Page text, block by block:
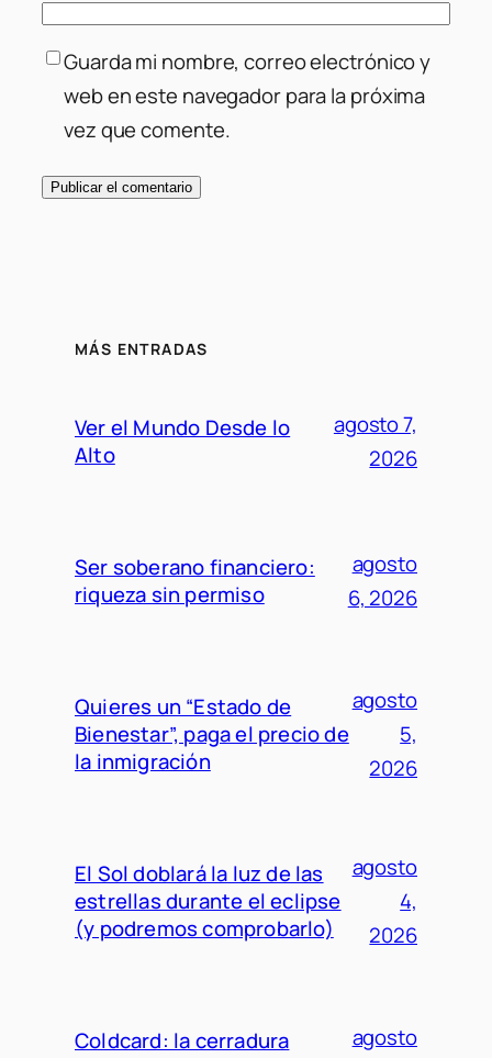
Guarda mi nombre, correo electrónico y
web en este navegador para la próxima
vez que comente.
MÁS ENTRADAS
Ver el Mundo Desde lo
Alto
agosto 7,
2026
Ser soberano financiero:
riqueza sin permiso
agosto
6, 2026
Quieres un “Estado de
Bienestar”, paga el precio de
la inmigración
agosto
5,
2026
El Sol doblará la luz de las
estrellas durante el eclipse
(y podremos comprobarlo)
agosto
4,
2026
Coldcard: la cerradura
agosto